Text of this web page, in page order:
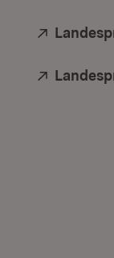
Extern:
Extern: